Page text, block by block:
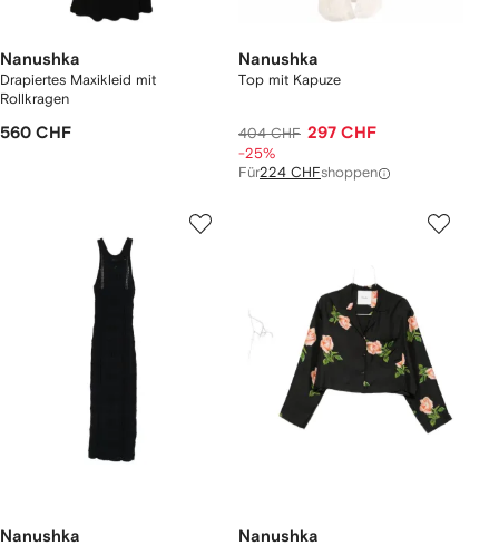
Nanushka
Drapiertes Maxikleid mit
Rollkragen
560 CHF
Nanushka
Top mit Kapuze
404 CHF 297 CHF
-25%
Für224 CHFshoppen
Nanushka Nanushka